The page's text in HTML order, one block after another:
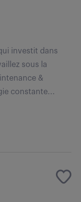
investit dans
sous la
&
constante...